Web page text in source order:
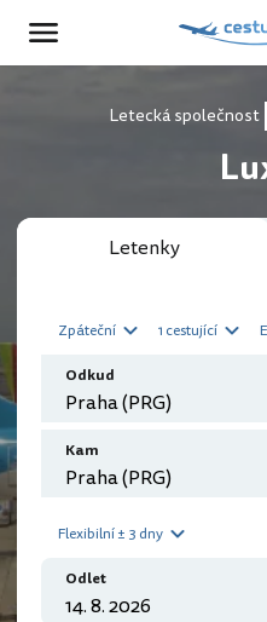
Letecká společnost
Letenky
Zpáteční 1 cestující
Odkud
Kam
Flexibilní ± 3 dny
Odlet